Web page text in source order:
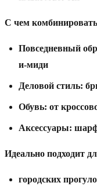
С чем
Повседневный
и-миди
Деловой стиль:
Обувь: от
Аксессуары:
Идеально подходит
городских